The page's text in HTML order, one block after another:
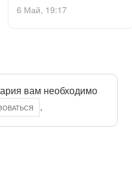
6 Май, 19:17
вам необходимо
.